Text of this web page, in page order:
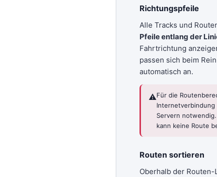
Richtungspfeile
Alle Tracks und
Pfeile entlang der
Fahrtrichtung
passen sich beim
automatisch an.
⚠️Für die
Internetverbindung
Servern
kann keine Route
Routen sortieren
Oberhalb der